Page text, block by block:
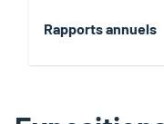
Rapports annuels